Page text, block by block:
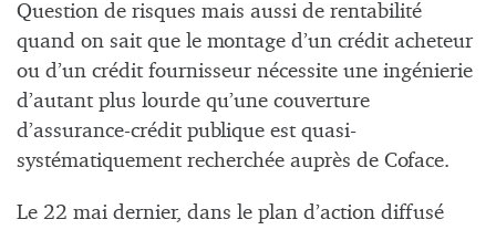
Question de risques mais aussi de rentabilité
quand on sait que le montage d’un crédit acheteur
ou d’un crédit fournisseur nécessite une ingénierie
d’autant plus lourde qu’une couverture
d’assurance-crédit publique est quasi-
systématiquement recherchée auprès de Coface.
Le 22 mai dernier, dans le plan d’action diffusé